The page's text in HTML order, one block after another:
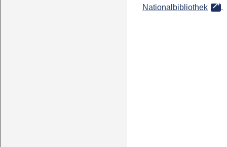
Nationalbibliothek
.